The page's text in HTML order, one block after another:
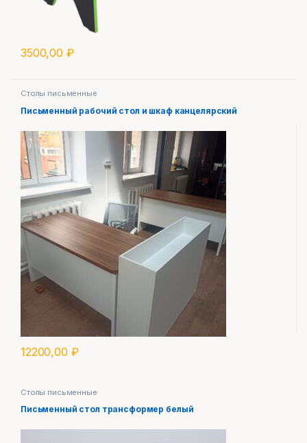
3500,00 ₽
Столы письменные
Письменный рабочий стол и шкаф канцелярский
12200,00 ₽
Столы письменные
Письменный стол трансформер белый